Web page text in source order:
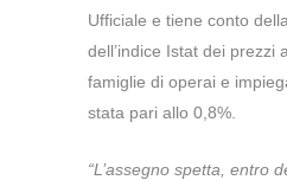
Ufficiale e tiene conto
dell’indice Istat dei prezzi
famiglie di operai e
stata pari allo 0,8%.
“L’assegno spetta, entro